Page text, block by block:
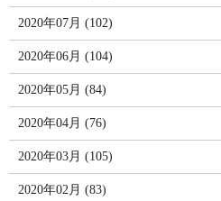
2020年07月 (102)
2020年06月 (104)
2020年05月 (84)
2020年04月 (76)
2020年03月 (105)
2020年02月 (83)